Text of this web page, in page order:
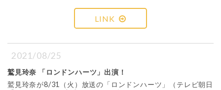
LINK
2021/08/25
鷲見玲奈 「ロンドンハーツ」出演！
鷲見玲奈が8/31（火）放送の「ロンドンハーツ」（テレビ朝日